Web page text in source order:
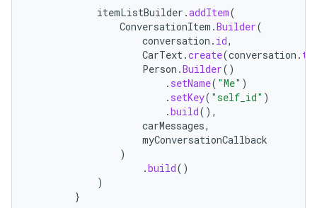
itemListBuilder .addItem(
ConversationItem .Builder(
conversation . id,
CarText.create(conversation .
Person .Builder()
. setName( "Me" )
. setKey( "self_id" )
.build(),
carMessages,
myConversationCallback
)
.build()
)
}